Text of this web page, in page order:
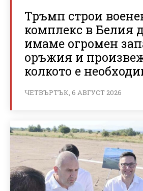
Тръмп строи
комплекс в Белия
имаме огромен
оръжия и
колкото е
ЧЕТВЪРТЪК, 6 АВГУСТ 2026